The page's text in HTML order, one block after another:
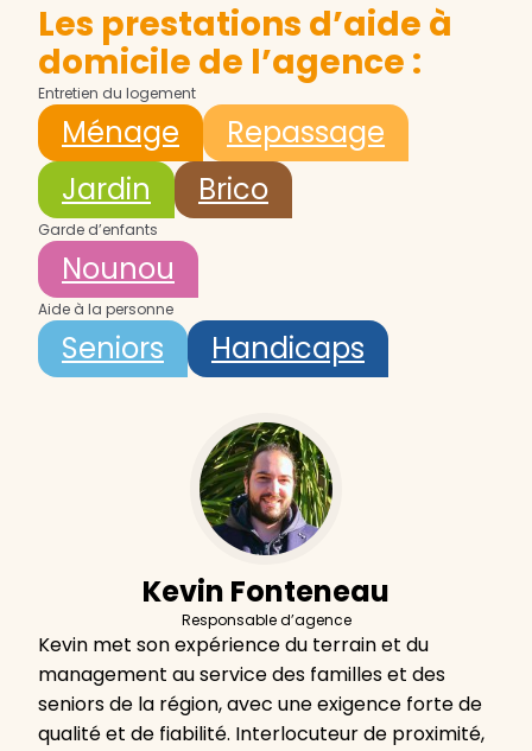
Les prestations d’aide à
domicile de l’agence :
Entretien du logement
Ménage
Repassage
Jardin
Brico
Garde d’enfants
Nounou
Aide à la personne
Seniors Handicaps
Kevin Fonteneau
Responsable d’agence
Kevin met son expérience du terrain et du
management au service des familles et des
seniors de la région, avec une exigence forte de
qualité et de fiabilité. Interlocuteur de proximité,